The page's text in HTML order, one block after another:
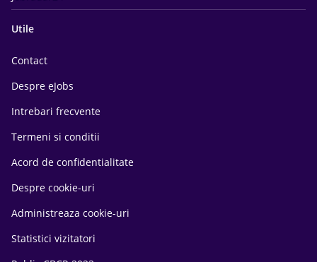
Utile
Contact
Despre eJobs
Intrebari frecvente
Termeni si conditii
Acord de confidentialitate
Despre cookie-uri
Administreaza cookie-uri
Statistici vizitatori